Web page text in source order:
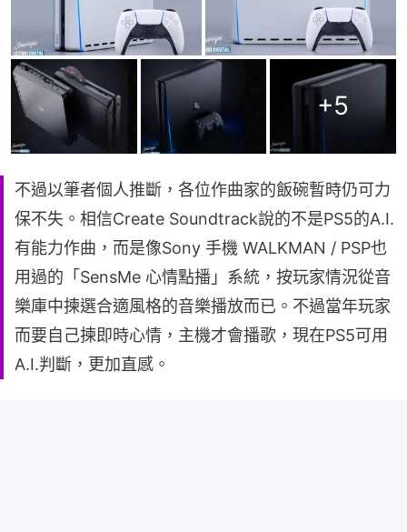
+5
不過以筆者個人推斷，各位作曲家的飯碗暫時仍可力
保不失。相信Create Soundtrack說的不是PS5的A.I.
有能力作曲，而是像Sony 手機 WALKMAN / PSP也
用過的「SensMe 心情點播」系統，按玩家情況從音
樂庫中揀選合適風格的音樂播放而已。不過當年玩家
而要自己揀即時心情，主機才會播歌，現在PS5可用
A.I.判斷，更加直感。